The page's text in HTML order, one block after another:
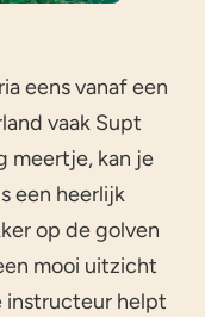
eens vanaf een
vaak Supt
meertje, kan je
een heerlijk
op de golven
mooi uitzicht
instructeur helpt